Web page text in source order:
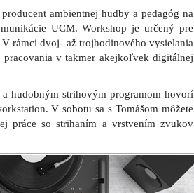
ambientnej hudby a pedagóg na
UCM. Workshop je určený pre
rámci dvoj- až trojhodinového vysielania
v takmer akejkoľvek digitálnej
hudobným strihovým programom hovorí
V sobotu sa s Tomášom môžete
práce so strihaním a vrstvením zvukov